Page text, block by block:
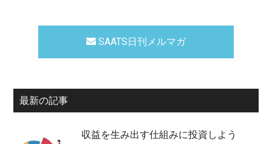
SAATS日刊メルマガ
最新の記事
収益を生み出す仕組みに投資しよう